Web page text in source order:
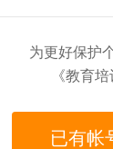
为更好保护
《教育
已有帐